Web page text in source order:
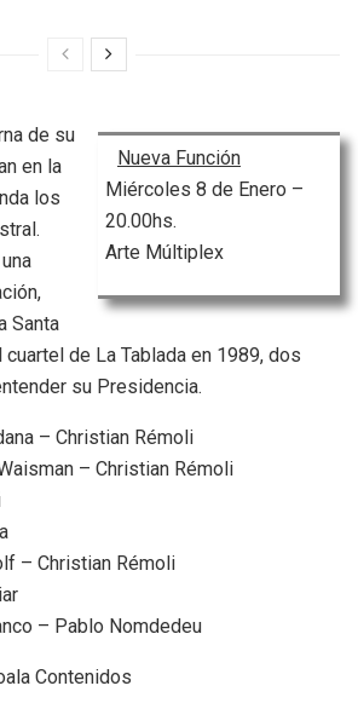
Nueva Función
Miércoles 8 de Enero –
20.00hs.
Arte Múltiplex
de su
en la
los
Santa
cuartel de La Tablada en 1989, dos
su Presidencia.
– Christian Rémoli
– Christian Rémoli
– Christian Rémoli
– Pablo Nomdedeu
Contenidos